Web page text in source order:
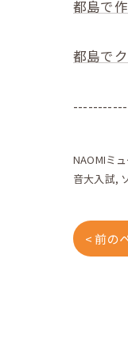
都島で
都島で
NAOMIミ
音大入試
< 前の